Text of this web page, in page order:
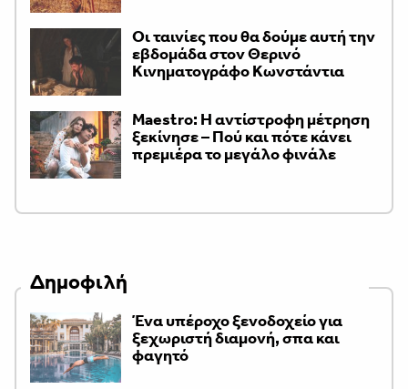
Οι ταινίες που θα δούμε αυτή την
εβδομάδα στον Θερινό
Κινηματογράφο Κωνστάντια
Maestro: Η αντίστροφη μέτρηση
ξεκίνησε – Πού και πότε κάνει
πρεμιέρα το μεγάλο φινάλε
Δημοφιλή
Ένα υπέροχο ξενοδοχείο για
ξεχωριστή διαμονή, σπα και
φαγητό